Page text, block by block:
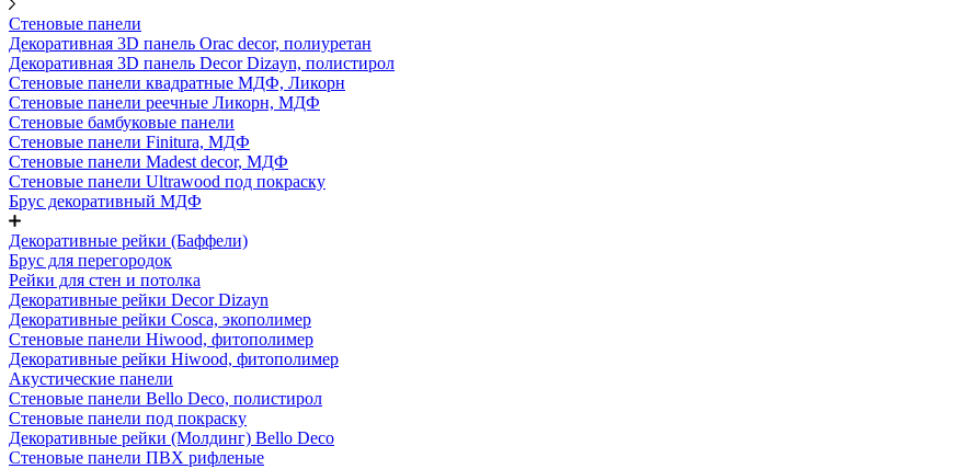
Стеновые панели
Декоративная 3D панель Orac decor, полиуретан
Декоративная 3D панель Decor Dizayn, полистирол
Стеновые панели квадратные МДФ, Ликорн
Стеновые панели реечные Ликорн, МДФ
Стеновые бамбуковые панели
Стеновые панели Finitura, МДФ
Стеновые панели Madest decor, МДФ
Стеновые панели Ultrawood под покраску
Брус декоративный МДФ
Декоративные рейки (Баффели)
Брус для перегородок
Рейки для стен и потолка
Декоративные рейки Decor Dizayn
Декоративные рейки Cosca, экополимер
Стеновые панели Hiwood, фитополимер
Декоративные рейки Hiwood, фитополимер
Акустические панели
Стеновые панели Bello Deco, полистирол
Стеновые панели под покраску
Декоративные рейки (Молдинг) Bello Deco
Стеновые панели ПВХ рифленые